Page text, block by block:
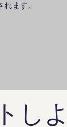
ます。
しよ